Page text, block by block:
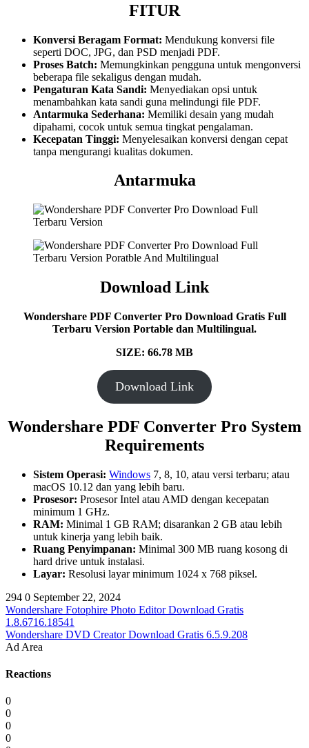
FITUR
Konversi Beragam Format: Mendukung konversi file
seperti DOC, JPG, dan PSD menjadi PDF.
Proses Batch: Memungkinkan pengguna untuk mengonversi
beberapa file sekaligus dengan mudah.
Pengaturan Kata Sandi: Menyediakan opsi untuk
menambahkan kata sandi guna melindungi file PDF.
Antarmuka Sederhana: Memiliki desain yang mudah
dipahami, cocok untuk semua tingkat pengalaman.
Kecepatan Tinggi: Menyelesaikan konversi dengan cepat
tanpa mengurangi kualitas dokumen.
Antarmuka
Download Link
Wondershare PDF Converter Pro Download Gratis Full
Terbaru Version Portable dan Multilingual.
SIZE: 66.78 MB
Download Link
Wondershare PDF Converter Pro System
Requirements
Sistem Operasi: Windows 7, 8, 10, atau versi terbaru; atau
macOS 10.12 dan yang lebih baru.
Prosesor: Prosesor Intel atau AMD dengan kecepatan
minimum 1 GHz.
RAM: Minimal 1 GB RAM; disarankan 2 GB atau lebih
untuk kinerja yang lebih baik.
Ruang Penyimpanan: Minimal 300 MB ruang kosong di
hard drive untuk instalasi.
Layar: Resolusi layar minimum 1024 x 768 piksel.
294 0 September 22, 2024
Wondershare Fotophire Photo Editor Download Gratis
1.8.6716.18541
Wondershare DVD Creator Download Gratis 6.5.9.208
Ad Area
Reactions
0
0
0
0